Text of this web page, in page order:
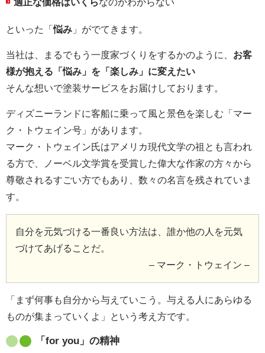
といった「悩み 」がでてきます。
当社は、まるでもう一度家づくりをするかのように、 お客
様が抱える「悩み」を「楽しみ」に変えたい
そんな想いで塗装サービスをお届けしております。
ディズニーランドに客船に乗って風と景色を楽しむ「マー
ク・トウェイン号」があります。
マーク・トウェイン氏はアメリカ現代文学の祖とも言われ
る方で、ノーベル文学賞を受賞した偉大な作家の方々から
尊敬されるすごい方でもあり、数々の名言を残されていま
す。
自分を元気づける一番良い方法は、誰か他の人を元気
づけてあげることだ。
– マーク・トウェイン –
「まず何事も自分から与えていこう。与える人にあらゆる
ものが集まっていくよ」という考え方です。
「for you」の精神